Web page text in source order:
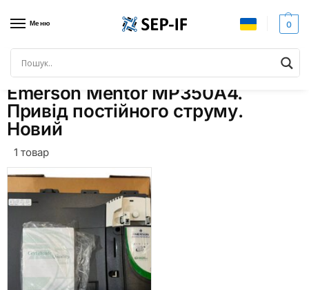
Меню 0
Головна Товари з позначками “Emerson Mentor MP350A4. Привід постійного струму. Новий”
Emerson Mentor MP350A4.
Привід постійного струму.
Новий
1 товар